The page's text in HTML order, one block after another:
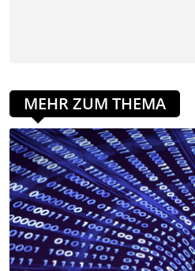
MEHR ZUM THEMA